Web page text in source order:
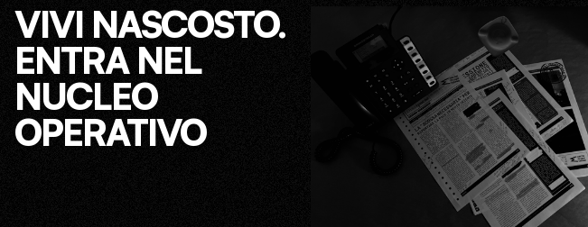
VIVI NASCOSTO.
ENTRA NEL
NUCLEO
OPERATIVO